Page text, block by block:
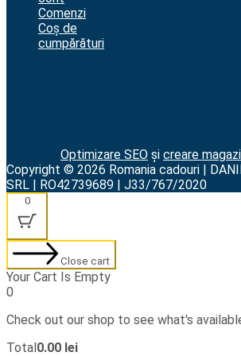
Comenzi
Coș de
cumpărături
Optimizare SEO și creare
Copyright © 2026 Romania cadouri |
SRL | RO42739689 | J33/767/2020
0
Close cart
Your Cart Is Empty
0
Check out our shop to see what's
Cart
Total0.00 lei